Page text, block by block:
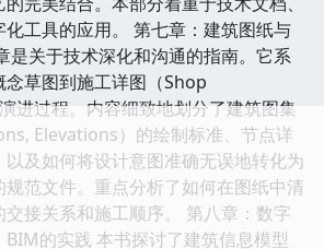
工具的应用。 第七章：建筑图纸与
是关于技术深化和沟通的指南。它系
念草图到施工详图（Shop
进过程。内容细致地划分了建筑图集
Elevations）的绘制标准、节点详
以及如何将设计意图准确无误地转化为
范文件。重点分析了如何在图纸中清
交接关系和施工顺序。 第八章：数字
BIM的实践 本书探讨了建筑信息模型